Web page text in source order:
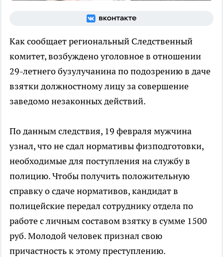
Как сообщает региональный Следственный
комитет, возбуждено уголовное в отношении
29-летнего бузулучанина по подозрению в даче
взятки должностному лицу за совершение
заведомо незаконных действий.
По данным следствия, 19 февраля мужчина
узнал, что не сдал нормативы физподготовки,
необходимые для поступления на службу в
полицию. Чтобы получить положительную
справку о сдаче нормативов, кандидат в
полицейские передал сотруднику отдела по
работе с личным составом взятку в сумме 1500
руб. Молодой человек признал свою
причастность к этому преступлению.